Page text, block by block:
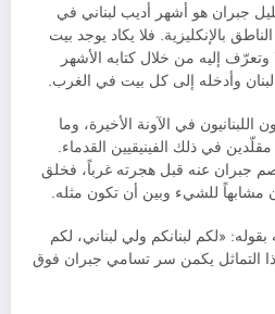
جبران هو أشهر أديب لبناني في
بالإنكليزية. فلا يكاد يوجد بيت
وتعرّف إليه من خلال كتابه الأشهر
وأدخله إلى كل بيت في الغرب.
في الآونة الأخيرة، وما
في ذلك الفينيقيين القدماء.
جبران عنه قبل هجرته غرباً، فخلق
مشابهاً للشيء وبين أن تكون مثله.
بقوله: «لكم لبنانكم ولي لبناني، لكم
التماثل يكمن سر تسامي جبران فوق